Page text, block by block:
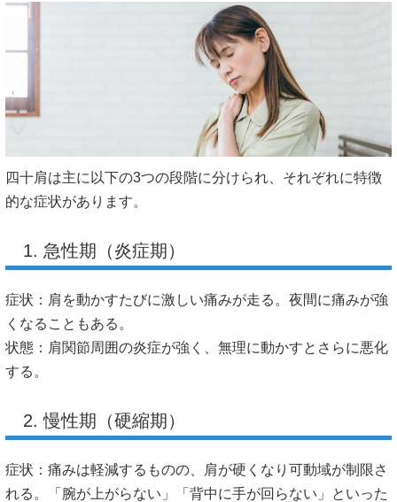
四十肩は主に以下の3つの段階に分けられ、それぞれに特徴
的な症状があります。
1. 急性期（炎症期）
症状：肩を動かすたびに激しい痛みが走る。夜間に痛みが強
くなることもある。
状態：肩関節周囲の炎症が強く、無理に動かすとさらに悪化
する。
2. 慢性期（硬縮期）
症状：痛みは軽減するものの、肩が硬くなり可動域が制限さ
れる。「腕が上がらない」「背中に手が回らない」といった